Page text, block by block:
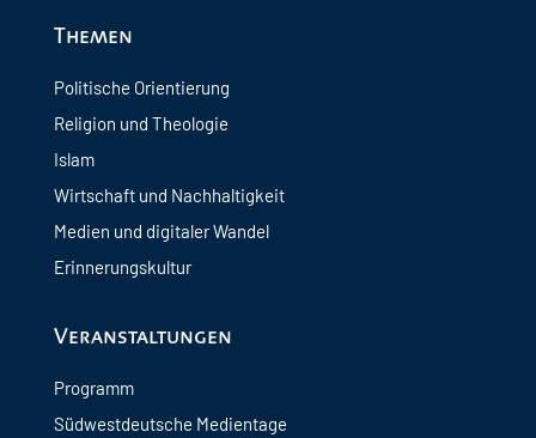
Themen
Politische Orientierung
Religion und Theologie
Islam
Wirtschaft und Nachhaltigkeit
Medien und digitaler Wandel
Erinnerungskultur
Veranstaltungen
Programm
Südwestdeutsche Medientage